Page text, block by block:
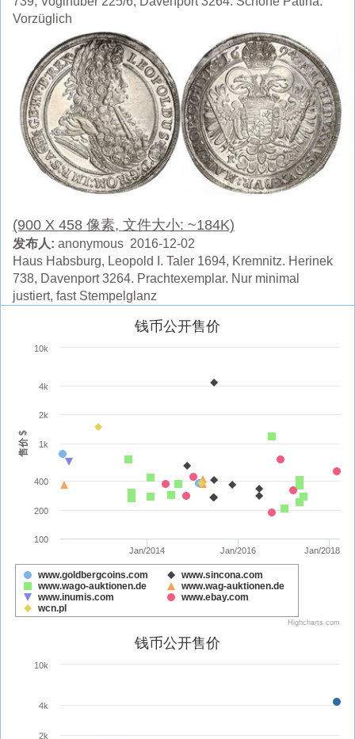
Vorzüglich
(900 X 458 像素, 文件大小: ~184K)
发布人: anonymous 2016-12-02
Haus Habsburg, Leopold I. Taler 1694, Kremnitz. Herinek
738, Davenport 3264. Prachtexemplar. Nur minimal
justiert, fast Stempelglanz